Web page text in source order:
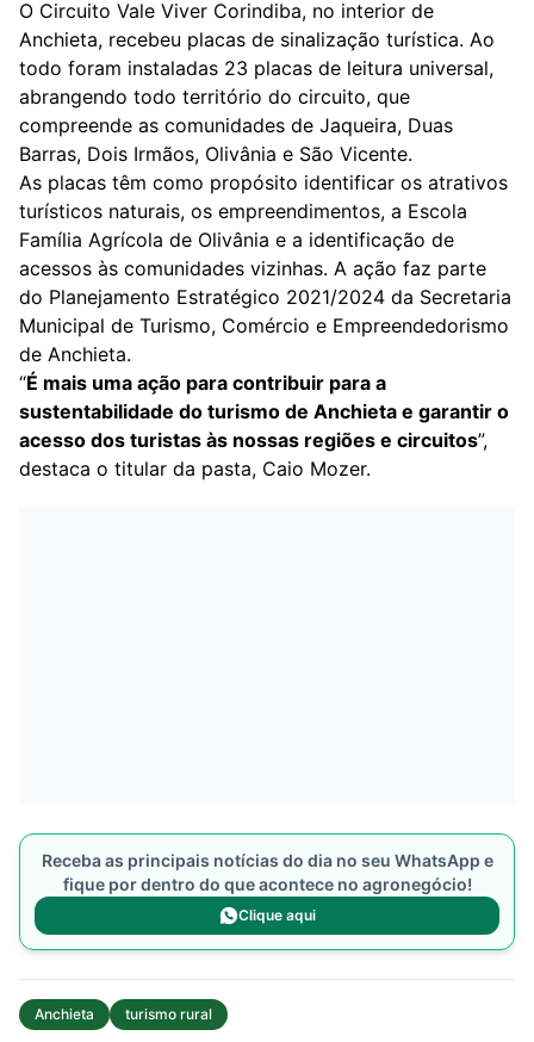
O Circuito Vale Viver Corindiba, no interior de
Anchieta, recebeu placas de sinalização turística. Ao
todo foram instaladas 23 placas de leitura universal,
abrangendo todo território do circuito, que
compreende as comunidades de Jaqueira, Duas
Barras, Dois Irmãos, Olivânia e São Vicente.
As placas têm como propósito identificar os atrativos
turísticos naturais, os empreendimentos, a Escola
Família Agrícola de Olivânia e a identificação de
acessos às comunidades vizinhas. A ação faz parte
do Planejamento Estratégico 2021/2024 da Secretaria
Municipal de Turismo, Comércio e Empreendedorismo
de Anchieta.
“É mais uma ação para contribuir para a
sustentabilidade do turismo de Anchieta e garantir o
acesso dos turistas às nossas regiões e circuitos”,
destaca o titular da pasta, Caio Mozer.
Receba as principais notícias do dia no seu WhatsApp e
fique por dentro do que acontece no agronegócio!
Clique aqui
Anchieta turismo rural